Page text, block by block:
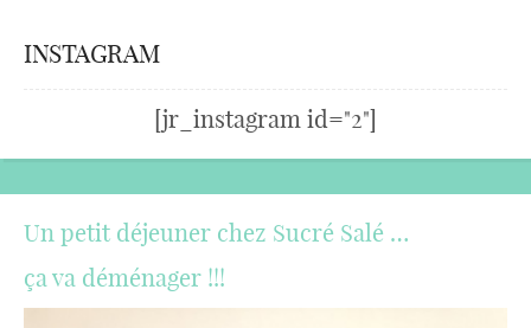
INSTAGRAM
[jr_instagram id="2"]
Un petit déjeuner chez Sucré Salé …
ça va déménager !!!